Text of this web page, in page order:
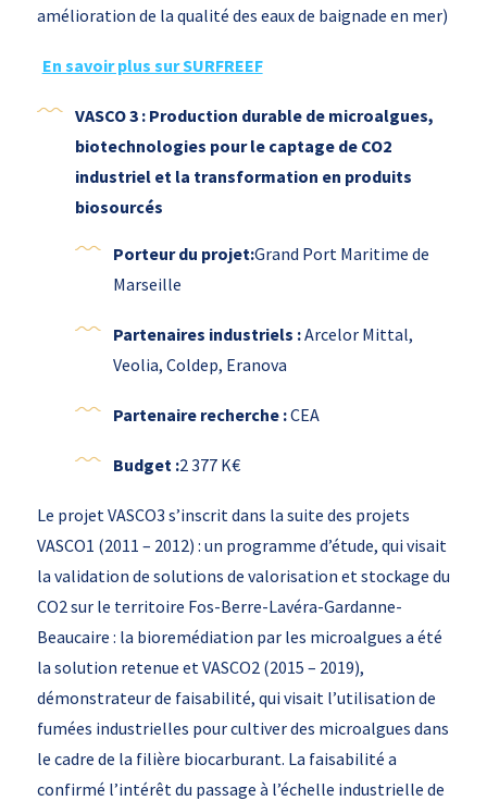
amélioration de la qualité des eaux de baignade en mer)
En savoir plus sur SURFREEF
VASCO 3 : Production durable de microalgues,
biotechnologies pour le captage de CO2
industriel et la transformation en produits
biosourcés
Porteur du projet:Grand Port Maritime de
Marseille
Partenaires industriels :Arcelor Mittal,
Veolia, Coldep, Eranova
Partenaire recherche :CEA
Budget :2 377 K€
Le projet VASCO3 s’inscrit dans la suite des projets
VASCO1 (2011 – 2012) : un programme d’étude, qui visait
la validation de solutions de valorisation et stockage du
CO2 sur le territoire Fos-Berre-Lavéra-Gardanne-
Beaucaire : la bioremédiation par les microalgues a été
la solution retenue et VASCO2 (2015 – 2019),
démonstrateur de faisabilité, qui visait l’utilisation de
fumées industrielles pour cultiver des microalgues dans
le cadre de la filière biocarburant. La faisabilité a
confirmé l’intérêt du passage à l’échelle industrielle de